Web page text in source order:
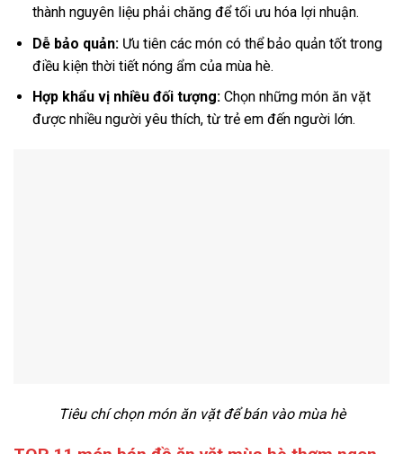
thành nguyên liệu phải chăng để tối ưu hóa lợi nhuận.
Dễ bảo quản:Ưu tiên các món có thể bảo quản tốt trong
điều kiện thời tiết nóng ẩm của mùa hè.
Hợp khẩu vị nhiều đối tượng:Chọn những món ăn vặt
được nhiều người yêu thích, từ trẻ em đến người lớn.
Tiêu chí chọn món ăn vặt để bán vào mùa hè